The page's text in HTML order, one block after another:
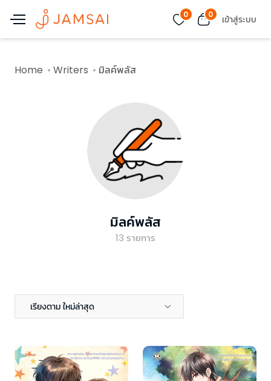
0 0 เข้าสู่ระบบ
Home Writers มิลค์พลัส
มิลค์พลัส
13 รายการ
เรียงตาม ใหม่ล่าสุด